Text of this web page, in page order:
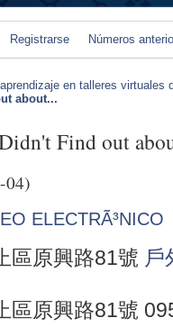
Registrarse Números
en talleres virtuales
about...
Find out
04)
ELECTRÃ³NICO
區原興路81號 戶
區原興路81號